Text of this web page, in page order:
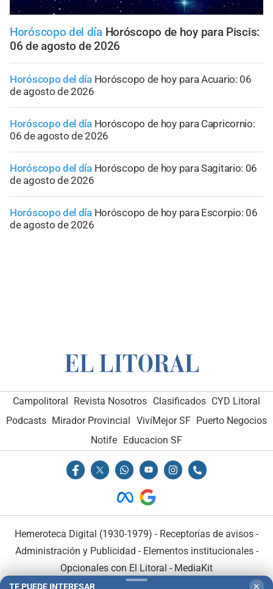
Horóscopo del día Horóscopo de hoy para Piscis:
06 de agosto de 2026
Horóscopo del día Horóscopo de hoy para Acuario: 06
de agosto de 2026
Horóscopo del día Horóscopo de hoy para Capricornio:
06 de agosto de 2026
Horóscopo del día Horóscopo de hoy para Sagitario: 06
de agosto de 2026
Horóscopo del día Horóscopo de hoy para Escorpio: 06
de agosto de 2026
Campolitoral Revista Nosotros Clasificados CYD Litoral
Podcasts Mirador Provincial VivíMejor SF Puerto Negocios
Notife
Educacion SF
Hemeroteca Digital (1930-1979) - Receptorías de avisos -
Administración y Publicidad - Elementos institucionales-
Opcionales con El Litoral - MediaKit
TE PUEDE INTERESAR ✕